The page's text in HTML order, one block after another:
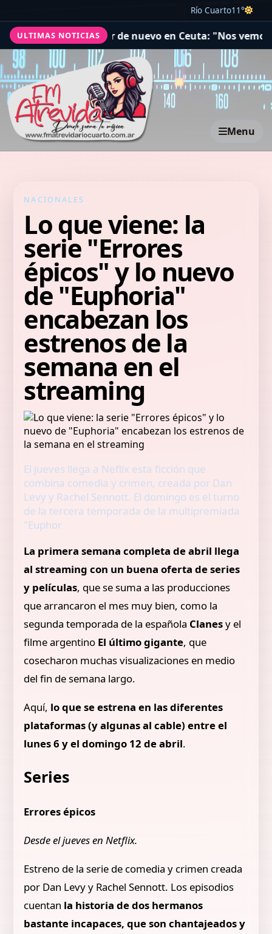
Río Cuarto11°
ULTIMAS NOTICIAS
a entrar de nuevo en Ceuta: "Nos vemos todos el 15"
Menu
NACIONALES
Lo que viene: la
serie "Errores
épicos" y lo nuevo
de "Euphoria"
encabezan los
estrenos de la
semana en el
streaming
El jueves llega a Neflix esta ficción que
combina comedia y crimen, creada por Dan
Levy y Rachel Sennott. El domingo es el turno
de la tercera temporada de la multipremiada
"Euphor
La primera semana completa de abril llega
al streaming con un buena oferta de series
y películas, que se suma a las producciones
que arrancaron el mes muy bien, como la
segunda temporada de la española Clanesy el
filme argentino El último gigante, que
cosecharon muchas visualizaciones en medio
del fin de semana largo.
Aquí, lo que se estrena en las diferentes
plataformas (y algunas al cable) entre el
lunes 6 y el domingo 12 de abril.
Series
Errores épicos
Desde el jueves en Netflix.
Estreno de la serie de comedia y crimen creada
por Dan Levy y Rachel Sennott. Los episodios
cuentan la historia de dos hermanos
bastante incapaces, que son chantajeados y